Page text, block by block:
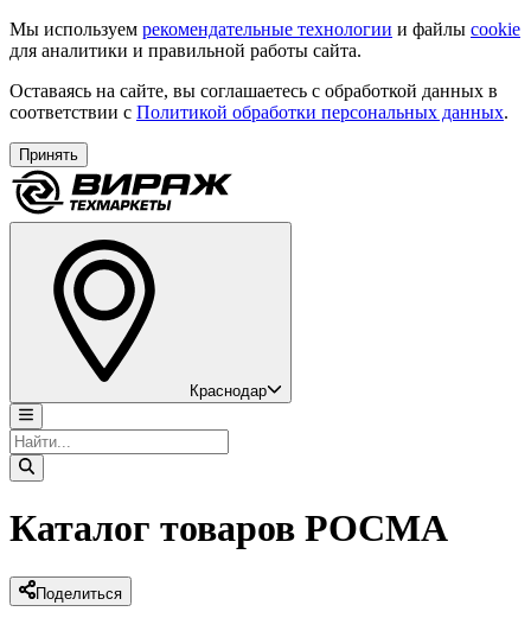
Мы используем рекомендательные технологии и файлы cookie
для аналитики и правильной работы сайта.
Оставаясь на сайте, вы соглашаетесь с обработкой данных в
соответствии с Политикой обработки персональных данных.
Принять
Краснодар
Каталог товаров РОСМА
Поделиться